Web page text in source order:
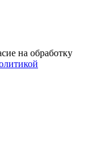
на обработку